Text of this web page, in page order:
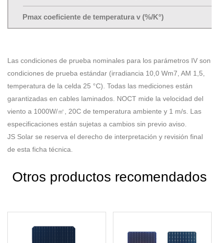
Pmax coeficiente de temperatura v (%/K°)
Las condiciones de prueba nominales para los parámetros IV son
condiciones de prueba estándar (irradiancia 10,0 Wm7, AM 1,5,
temperatura de la celda 25 °C). Todas las mediciones están
garantizadas en cables laminados. NOCT mide la velocidad del
viento a 1000W/㎡, 20C de temperatura ambiente y 1 m/s. Las
especificaciones están sujetas a cambios sin previo aviso.
JS Solar se reserva el derecho de interpretación y revisión final
de esta ficha técnica.
Otros productos recomendados